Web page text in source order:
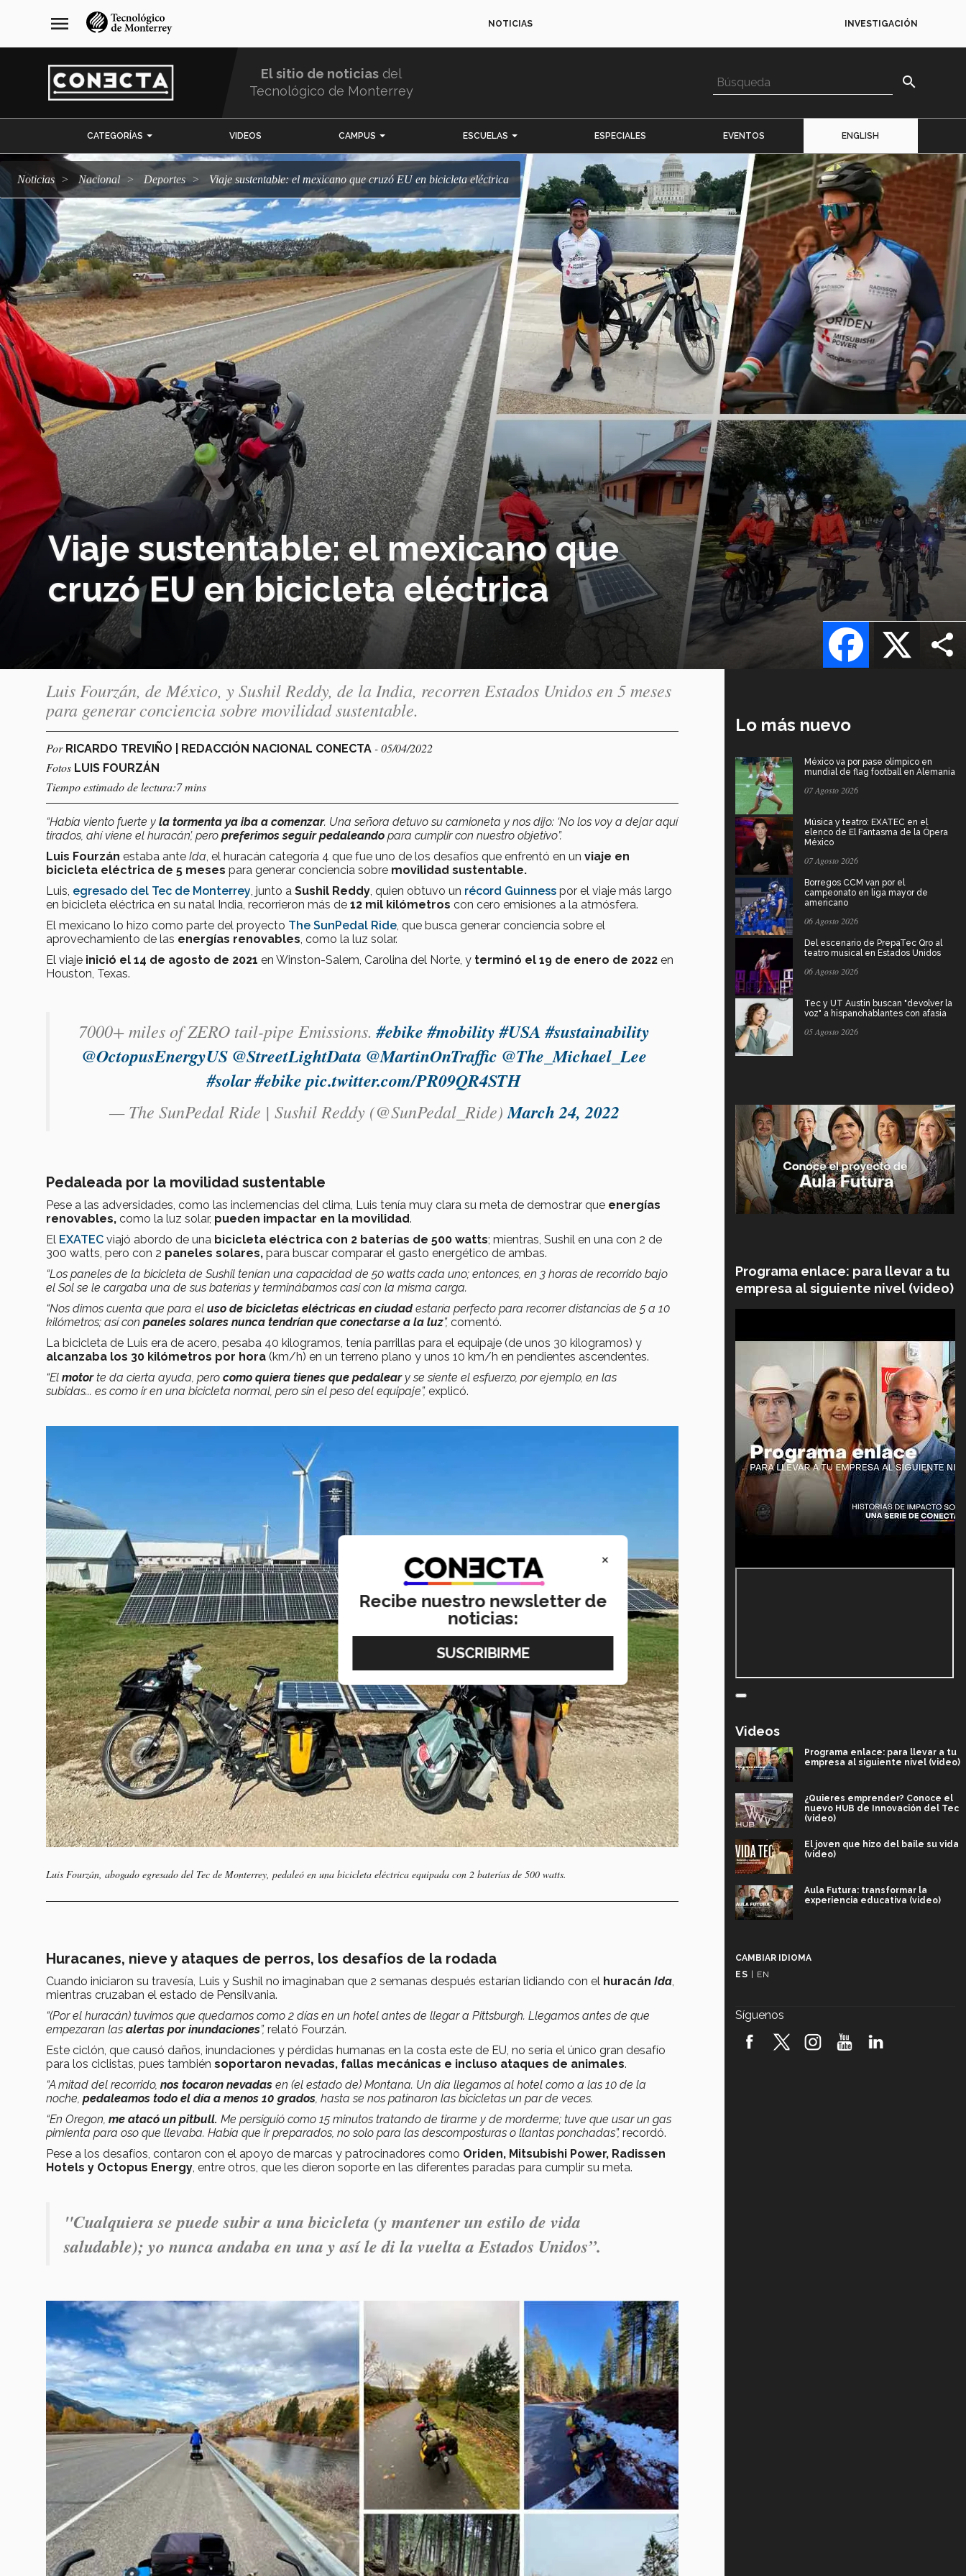
navegación
principal
menu NOTICIAS INVESTIGACIÓN
El sitio de noticias del
Tecnológico de Monterrey
search
CATEGORÍAS VIDEOS CAMPUS ESCUELAS ESPECIALES EVENTOS ENGLISH
Noticias Nacional deportes Viaje sustentable: el mexicano que cruzó EU en bicicleta eléctrica
Viaje sustentable: el mexicano que
cruzó EU en bicicleta eléctrica
X
Facebook
Luis Fourzán, de México, y Sushil Reddy, de la India, recorren Estados Unidos en 5 meses
para generar conciencia sobre movilidad sustentable.
Por RICARDO TREVIÑO | REDACCIÓN NACIONAL CONECTA - 05/04/2022
Fotos LUIS FOURZÁN
Tiempo estimado de lectura:7 mins
“Había viento fuerte y la tormenta ya iba a comenzar. Una señora detuvo su camioneta y nos dijo: ‘No los voy a dejar aquí
tirados, ahí viene el huracán’, pero preferimos seguir pedaleando para cumplir con nuestro objetivo”.
Luis Fourzán estaba ante Ida , el huracán categoría 4 que fue uno de los desafíos que enfrentó en un viaje en
bicicleta eléctrica de 5 meses para generar conciencia sobre movilidad sustentable.
Luis, egresado del Tec de Monterrey , junto a Sushil Reddy , quien obtuvo un récord Guinness por el viaje más largo
en bicicleta eléctrica en su natal India, recorrieron más de 12 mil kilómetros con cero emisiones a la atmósfera.
El mexicano lo hizo como parte del proyecto The SunPedal Ride , que busca generar conciencia sobre el
aprovechamiento de las energías renovables , como la luz solar.
El viaje inició el 14 de agosto de 2021 en Winston-Salem, Carolina del Norte, y terminó el 19 de enero de 2022 en
Houston, Texas.
7000+ miles of ZERO tail-pipe Emissions.#ebike #mobility #USA #sustainability
@OctopusEnergyUS @StreetLightData @MartinOnTraffic @The_Michael_Lee
#solar#ebike pic.twitter.com/PR09QR4STH
— The SunPedal Ride | Sushil Reddy (@SunPedal_Ride) March 24, 2022
Pedaleada por la movilidad sustentable
Pese a las adversidades, como las inclemencias del clima, Luis tenía muy clara su meta de demostrar que energías
renovables, como la luz solar, pueden impactar en la movilidad.
El EXATEC viajó abordo de una bicicleta eléctrica con 2 baterías de 500 watts; mientras, Sushil en una con 2 de
300 watts, pero con 2 paneles solares, para buscar comparar el gasto energético de ambas.
“Los paneles de la bicicleta de Sushil tenían una capacidad de 50 watts cada uno; entonces, en 3 horas de recorrido bajo
el Sol se le cargaba una de sus baterías y terminábamos casi con la misma carga.
“Nos dimos cuenta que para el uso de bicicletas eléctricas en ciudadestaría perfecto para recorrer distancias de 5 a 10
kilómetros; así con paneles solares nunca tendrían que conectarse a la luz”, comentó.
La bicicleta de Luis era de acero, pesaba 40 kilogramos, tenía parrillas para el equipaje (de unos 30 kilogramos) y
alcanzaba los 30 kilómetros por hora (km/h) en un terreno plano y unos 10 km/h en pendientes ascendentes.
“El motorte da cierta ayuda, pero como quiera tienes que pedalear y se siente el esfuerzo, por ejemplo, en las
subidas... es como ir en una bicicleta normal, pero sin el peso del equipaje”, explicó.
Luis Fourzán, abogado egresado del Tec de Monterrey, pedaleó en una bicicleta eléctrica equipada con 2 baterías de 500 watts.
Huracanes, nieve y ataques de perros, los desafíos de la rodada
Cuando iniciaron su travesía, Luis y Sushil no imaginaban que 2 semanas después estarían lidiando con el huracán Ida,
mientras cruzaban el estado de Pensilvania.
“(Por el huracán) tuvimos que quedarnos como 2 días en un hotel antes de llegar a Pittsburgh. Llegamos antes de que
empezaran las alertas por inundaciones”, relató Fourzán.
Este ciclón, que causó daños, inundaciones y pérdidas humanas en la costa este de EU, no sería el único gran desafío
para los ciclistas, pues también soportaron nevadas, fallas mecánicas e incluso ataques de animales.
“A mitad del recorrido, nos tocaron nevadas en (el estado de) Montana. Un día llegamos al hotel como a las 10 de la
noche, pedaleamos todo el día a menos 10 grados, hasta se nos patinaron las bicicletas un par de veces.
“En Oregon, me atacó un pitbull. Me persiguió como 15 minutos tratando de tirarme y de morderme; tuve que usar un gas
pimienta para oso que llevaba. Había que ir preparados, no solo para las descomposturas o llantas ponchadas”, recordó.
Pese a los desafíos, contaron con el apoyo de marcas y patrocinadores como Oriden, Mitsubishi Power, Radissen
Hotels y Octopus Energy, entre otros, que les dieron soporte en las diferentes paradas para cumplir su meta.
"Cualquiera se puede subir a una bicicleta (y mantener un estilo de vida
saludable); yo nunca andaba en una y así le di la vuelta a Estados Unidos”.
Lo más nuevo
México va por pase olímpico en
mundial de flag football en Alemania
07 Agosto 2026
Música y teatro: EXATEC en el
elenco de El Fantasma de la Ópera
México
07 Agosto 2026
Borregos CCM van por el
campeonato en liga mayor de
americano
06 Agosto 2026
Del escenario de PrepaTec Qro al
teatro musical en Estados Unidos
06 Agosto 2026
Tec y UT Austin buscan "devolver la
voz" a hispanohablantes con afasia
05 Agosto 2026
Programa enlace: para llevar a tu
empresa al siguiente nivel (video)
Videos
Programa enlace: para llevar a tu
empresa al siguiente nivel (video)
¿Quieres emprender? Conoce el
nuevo HUB de Innovación del Tec
(video)
El joven que hizo del baile su vida
(video)
Aula Futura: transformar la
experiencia educativa (video)
robótica FIRST 2026! (video)
CAMBIAR IDIOMA
ES | EN
Síguenos
×
Recibe nuestro newsletter de
noticias: